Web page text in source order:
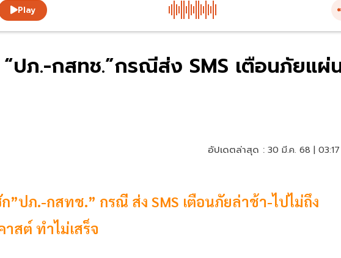
Play
ปภ.-กสทช.”กรณีส่ง SMS เตือนภัยแผ่
อัปเดตล่าสุด : 30 มี.ค. 68 |
ปภ.-กสทช.” กรณี ส่ง SMS เตือนภัยล่าช้า-ไปไม่ถึง
สต์ ทำไม่เสร็จ